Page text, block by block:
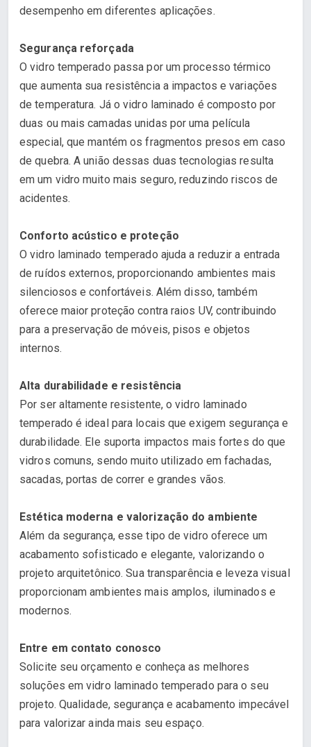
desempenho em diferentes aplicações.
Segurança reforçada
O vidro temperado passa por um processo térmico
que aumenta sua resistência a impactos e variações
de temperatura. Já o vidro laminado é composto por
duas ou mais camadas unidas por uma película
especial, que mantém os fragmentos presos em caso
de quebra. A união dessas duas tecnologias resulta
em um vidro muito mais seguro, reduzindo riscos de
acidentes.
Conforto acústico e proteção
O vidro laminado temperado ajuda a reduzir a entrada
de ruídos externos, proporcionando ambientes mais
silenciosos e confortáveis. Além disso, também
oferece maior proteção contra raios UV, contribuindo
para a preservação de móveis, pisos e objetos
internos.
Alta durabilidade e resistência
Por ser altamente resistente, o vidro laminado
temperado é ideal para locais que exigem segurança e
durabilidade. Ele suporta impactos mais fortes do que
vidros comuns, sendo muito utilizado em fachadas,
sacadas, portas de correr e grandes vãos.
Estética moderna e valorização do ambiente
Além da segurança, esse tipo de vidro oferece um
acabamento sofisticado e elegante, valorizando o
projeto arquitetônico. Sua transparência e leveza visual
proporcionam ambientes mais amplos, iluminados e
modernos.
Entre em contato conosco
Solicite seu orçamento e conheça as melhores
soluções em vidro laminado temperado para o seu
projeto. Qualidade, segurança e acabamento impecável
para valorizar ainda mais seu espaço.